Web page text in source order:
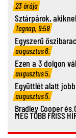
23 órája
Sztárpárok,
Tegnap, 9:58
Egyszerű
augusztus 6.
Ezen a 3 dolgon
augusztus 5.
Együttlét alatt
augusztus 5.
Bradley Cooper
MÉG TÖBB FRISS